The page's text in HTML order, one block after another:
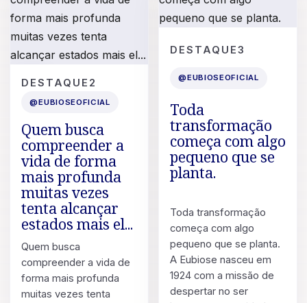
13 DE JUL. DE 2026
DESTAQUE2
@EUBIOSEOFICIAL
Quem busca
compreender a
vida de forma
mais profunda
muitas vezes
tenta alcançar
estados mais el...
Quem busca
compreender a vida de
forma mais profunda
muitas vezes tenta
DESTAQUE3
@EUBIOSEOFICIAL
Toda
transformação
começa com algo
pequeno que se
planta.
Toda transformação
começa com algo
pequeno que se planta.
A Eubiose nasceu em
1924 com a missão de
despertar no ser